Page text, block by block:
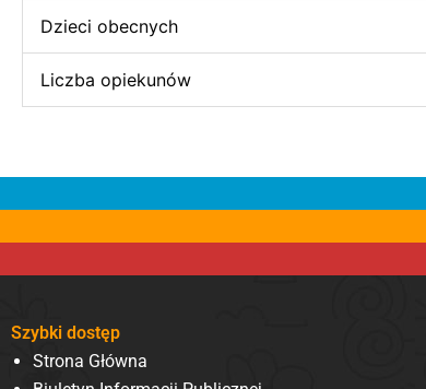
Dzieci obecnych
Liczba opiekunów
Szybki dostęp
Strona Główna